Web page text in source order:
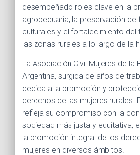
desempeñado roles clave en la
agropecuaria, la preservación de
culturales y el fortalecimiento del
las zonas rurales a lo largo de la
La Asociación Civil Mujeres de la
Argentina, surgida de años de
dedica a la promoción y
derechos de las mujeres rurales.
refleja su compromiso con la
sociedad más justa y equitativa,
la promoción integral de los
mujeres en diversos ámbitos.